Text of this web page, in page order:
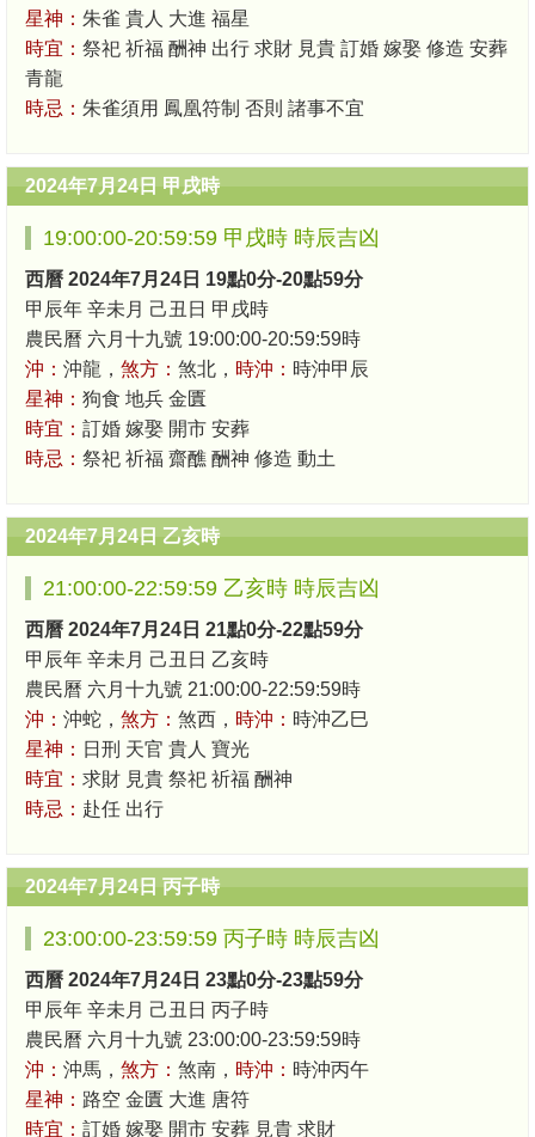
星神： 朱雀 貴人 大進 福星
時宜： 祭祀 祈福 酬神 出行 求財 見貴 訂婚 嫁娶 修造 安葬
青龍
時忌： 朱雀須用 鳳凰符制 否則 諸事不宜
2024年7月24日 甲戌時
19:00:00-20:59:59 甲戌時 時辰吉凶
西曆 2024年7月24日 19點0分-20點59分
甲辰年 辛未月 己丑日 甲戌時
農民曆 六月十九號 19:00:00-20:59:59時
沖： 沖龍， 煞方： 煞北， 時沖： 時沖甲辰
星神： 狗食 地兵 金匱
時宜： 訂婚 嫁娶 開市 安葬
時忌： 祭祀 祈福 齋醮 酬神 修造 動土
2024年7月24日 乙亥時
21:00:00-22:59:59 乙亥時 時辰吉凶
西曆 2024年7月24日 21點0分-22點59分
甲辰年 辛未月 己丑日 乙亥時
農民曆 六月十九號 21:00:00-22:59:59時
沖： 沖蛇， 煞方： 煞西， 時沖： 時沖乙巳
星神： 日刑 天官 貴人 寶光
時宜： 求財 見貴 祭祀 祈福 酬神
時忌： 赴任 出行
2024年7月24日 丙子時
23:00:00-23:59:59 丙子時 時辰吉凶
西曆 2024年7月24日 23點0分-23點59分
甲辰年 辛未月 己丑日 丙子時
農民曆 六月十九號 23:00:00-23:59:59時
沖： 沖馬， 煞方： 煞南， 時沖： 時沖丙午
星神： 路空 金匱 大進 唐符
時宜： 訂婚 嫁娶 開市 安葬 見貴 求財